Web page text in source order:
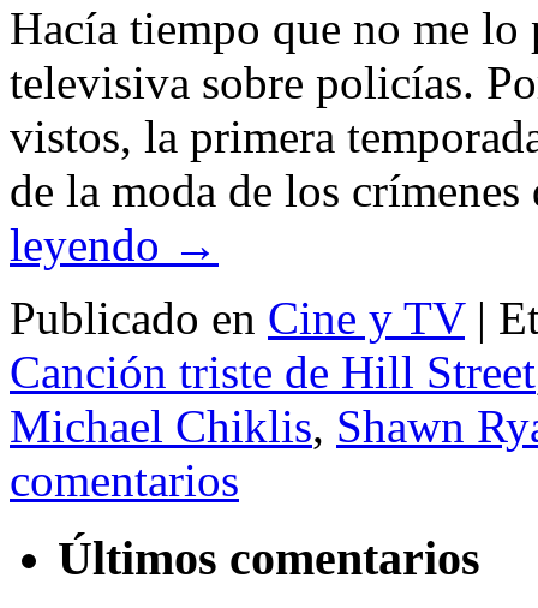
Hacía tiempo que no me lo
televisiva sobre policías.
vistos, la primera
de la moda de los
leyendo →
Publicado en Cine y TV |
Canción triste de Hill Street
Michael Chiklis, Shawn
comentarios
Últimos comentarios